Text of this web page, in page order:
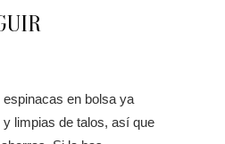
en bolsa ya
limpias de talos, así que